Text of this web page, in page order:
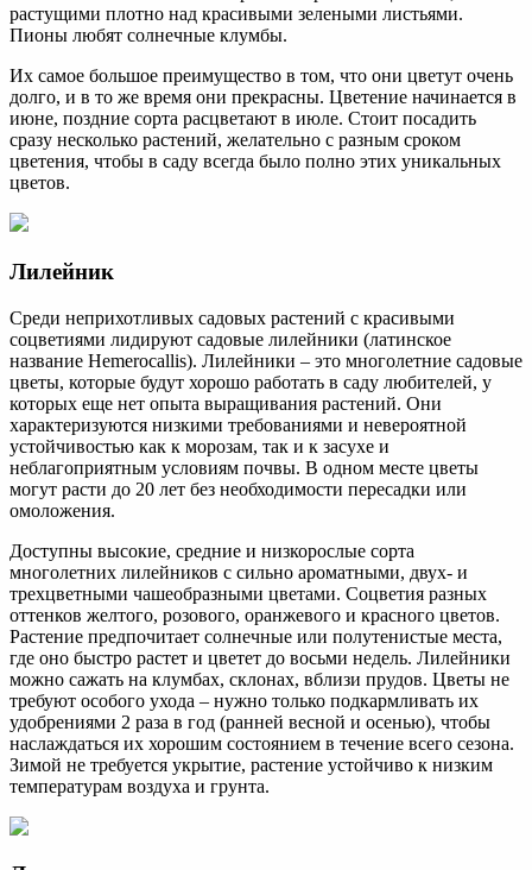
растущими плотно над красивыми зелеными листьями.
Пионы любят солнечные клумбы.
Их самое большое преимущество в том, что они цветут очень
долго, и в то же время они прекрасны. Цветение начинается в
июне, поздние сорта расцветают в июле. Стоит посадить
сразу несколько растений, желательно с разным сроком
цветения, чтобы в саду всегда было полно этих уникальных
цветов.
Лилейник
Среди неприхотливых садовых растений с красивыми
соцветиями лидируют садовые лилейники (латинское
название Hemerocallis). Лилейники – это многолетние садовые
цветы, которые будут хорошо работать в саду любителей, у
которых еще нет опыта выращивания растений. Они
характеризуются низкими требованиями и невероятной
устойчивостью как к морозам, так и к засухе и
неблагоприятным условиям почвы. В одном месте цветы
могут расти до 20 лет без необходимости пересадки или
омоложения.
Доступны высокие, средние и низкорослые сорта
многолетних лилейников с сильно ароматными, двух- и
трехцветными чашеобразными цветами. Соцветия разных
оттенков желтого, розового, оранжевого и красного цветов.
Растение предпочитает солнечные или полутенистые места,
где оно быстро растет и цветет до восьми недель. Лилейники
можно сажать на клумбах, склонах, вблизи прудов. Цветы не
требуют особого ухода – нужно только подкармливать их
удобрениями 2 раза в год (ранней весной и осенью), чтобы
наслаждаться их хорошим состоянием в течение всего сезона.
Зимой не требуется укрытие, растение устойчиво к низким
температурам воздуха и грунта.